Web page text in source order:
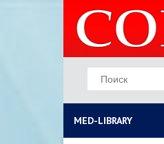
MED-LIBRARY